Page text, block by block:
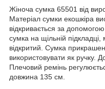
Жіноча сумка 65501 від
Матеріал сумки екошкіра
відкривається за допомогою
сумка на щільній підкладці,
відкритий. Сумка
використовувати як ручку.
Плечовий ремінь
довжина 135 см.